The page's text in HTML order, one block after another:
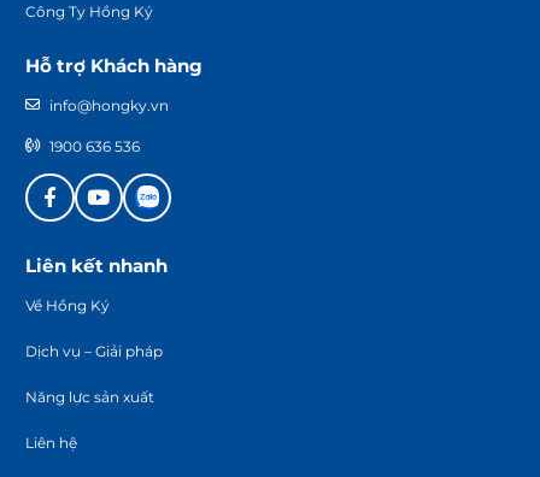
Công Ty Hồng Ký
Hỗ trợ Khách hàng
info@hongky.vn
1900 636 536
Liên kết nhanh
Về Hồng Ký
Dịch vụ – Giải pháp
Năng lực sản xuất
Liên hệ